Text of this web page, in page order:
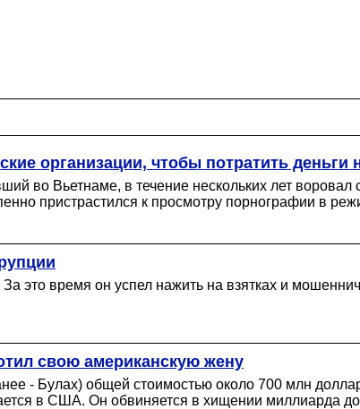
организации, чтобы потратить деньги
во Вьетнаме, в течение нескольких лет воровал
пристрастился к просмотру порнографии в
это время он успел нажить на взятках и
свою американскую жену
- Булах) общей стоимостью около 700 млн
в США. Он обвиняется в хищении миллиарда